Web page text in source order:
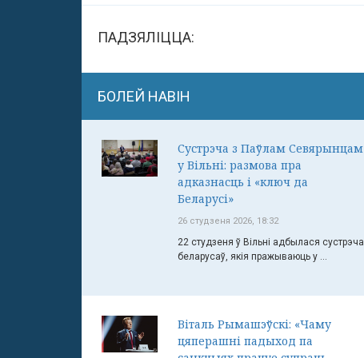
ПАДЗЯЛІЦЦА:
БОЛЕЙ НАВІН
Сустрэча з Паўлам Севярынцам
у Вільні: размова пра
адказнасць і «ключ да
Беларусі»
26 студзеня 2026, 18:32
22 студзеня ў Вільні адбылася сустрэча
беларусаў, якія пражываюць у ...
Віталь Рымашэўскі: «Чаму
цяперашні падыход па